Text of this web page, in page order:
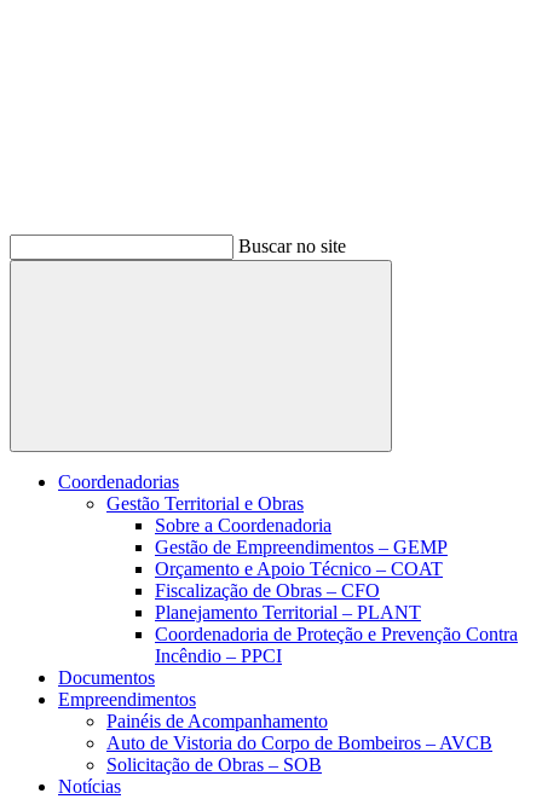
Buscar no site
Buscar
Coordenadorias
Gestão Territorial e Obras
Sobre a Coordenadoria
Gestão de Empreendimentos – GEMP
Orçamento e Apoio Técnico – COAT
Fiscalização de Obras – CFO
Planejamento Territorial – PLANT
Coordenadoria de Proteção e Prevenção Contra
Incêndio – PPCI
Documentos
Empreendimentos
Painéis de Acompanhamento
Auto de Vistoria do Corpo de Bombeiros – AVCB
Solicitação de Obras – SOB
Notícias